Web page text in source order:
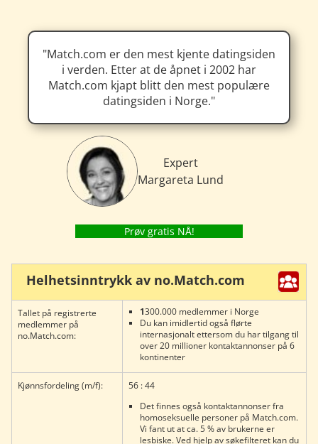
Prøv gratis NÅ!
Match.com er den mest kjente datingsiden
i verden. Etter at de åpnet i 2002 har
Match.com kjapt blitt den mest populære
datingsiden i Norge.
Expert
Margareta Lund
Helhetsinntrykk av no.Match.com
Tallet på registrerte
medlemmer på
no.Match.com:
1300.000 medlemmer i Norge
Du kan imidlertid også flørte
internasjonalt ettersom du har tilgang til
over 20 millioner kontaktannonser på 6
kontinenter
Kjønnsfordeling (m/f):
56 : 44
Det finnes også kontaktannonser fra
homoseksuelle personer på Match.com.
Vi fant ut at ca. 5 % av brukerne er
lesbiske. Ved hjelp av søkefilteret kan du